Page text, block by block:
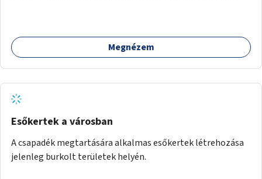
bemutatkozásra, szélesebb körben való ismertségre.
Megnézem
Esőkertek a városban
A csapadék megtartására alkalmas esőkertek létrehozása
jelenleg burkolt területek helyén.